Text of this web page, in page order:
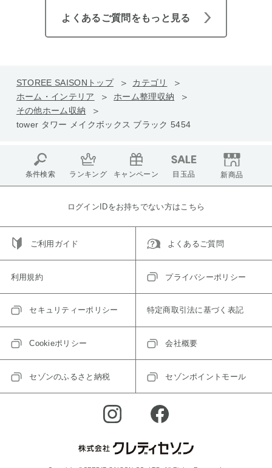
よくあるご質問をもっと見る
STOREE SAISONトップ
カテゴリ
ホーム・インテリア
ホーム整理収納
その他ホーム収納
tower タワー メイクボックス ブラック 5454
条件検索 ランキング キャンペーン 目玉品 新商品
ログインIDをお持ちでない方はこちら
ご利用ガイド よくあるご質問
利用規約 プライバシーポリシー
セキュリティーポリシー 特定商取引法に基づく表記
Cookieポリシー 会社概要
セゾンのふるさと納税 セゾンポイントモール